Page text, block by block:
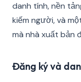
danh tính, nền
kiếm người, và
mà nhà xuất bản
Đăng ký và